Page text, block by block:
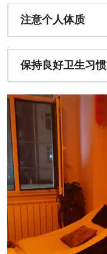
注意个人体质
保持良好卫生习惯